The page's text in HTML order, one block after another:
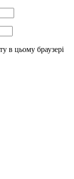
в цьому браузері